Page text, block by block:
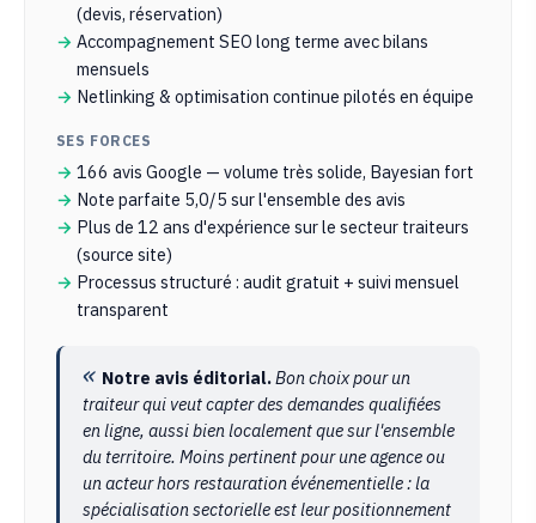
(devis, réservation)
Accompagnement SEO long terme avec bilans
mensuels
Netlinking & optimisation continue pilotés en équipe
SES FORCES
166 avis Google — volume très solide, Bayesian fort
Note parfaite 5,0/5 sur l'ensemble des avis
Plus de 12 ans d'expérience sur le secteur traiteurs
(source site)
Processus structuré : audit gratuit + suivi mensuel
transparent
Notre avis éditorial.Bon choix pour un
traiteur qui veut capter des demandes qualifiées
en ligne, aussi bien localement que sur l'ensemble
du territoire. Moins pertinent pour une agence ou
un acteur hors restauration événementielle : la
spécialisation sectorielle est leur positionnement